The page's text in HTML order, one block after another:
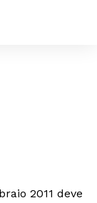
2011 deve